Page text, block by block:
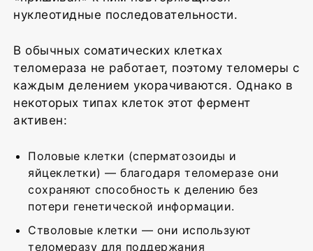
нуклеотидные последовательности.
В обычных соматических клетках
теломераза не работает, поэтому теломеры с
каждым делением укорачиваются. Однако в
некоторых типах клеток этот фермент
активен:
Половые клетки (сперматозоиды и
яйцеклетки) — благодаря теломеразе они
сохраняют способность к делению без
потери генетической информации.
Стволовые клетки — они используют
теломеразу для поддержания